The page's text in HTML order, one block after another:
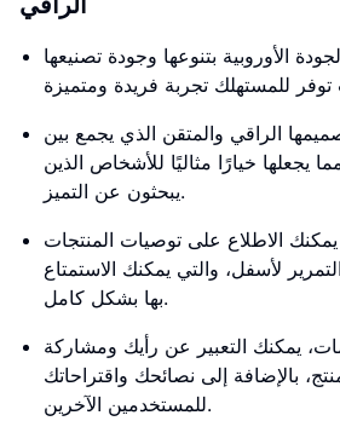
الأوروبية بتنوعها وجودة تصنيعها
الراقي والمتقن الذي يجمع بين
مما يجعلها خيارًا مثاليًا للأشخاص الذين
يبحثون عن التميز.
يمكنك الاطلاع على توصيات المنتجات
لأسفل، والتي يمكنك الاستمتاع
بها بشكل كامل.
يمكنك التعبير عن رأيك ومشاركة
بالإضافة إلى نصائحك واقتراحاتك
للمستخدمين الآخرين.